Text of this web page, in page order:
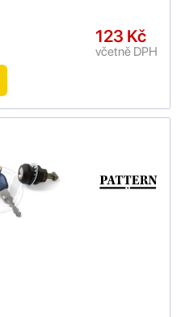
123 Kč
včetně DPH